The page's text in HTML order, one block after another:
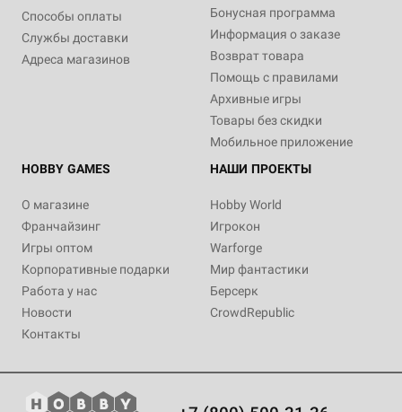
Способы оплаты
Службы доставки
Адреса магазинов
Бонусная программа
Информация о заказе
Возврат товара
Помощь с правилами
Архивные игры
Товары без скидки
Мобильное приложение
HOBBY GAMES
О магазине
Франчайзинг
Игры оптом
Корпоративные подарки
Работа у нас
Новости
Контакты
НАШИ ПРОЕКТЫ
Hobby World
Игрокон
Warforge
Мир фантастики
Берсерк
CrowdRepublic